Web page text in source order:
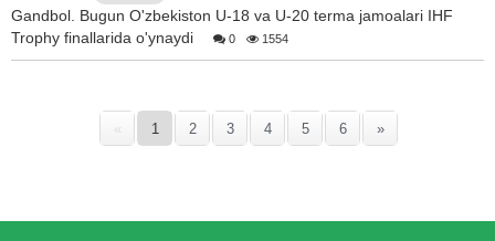
Gandbol. Bugun O'zbekiston U-18 va U-20 terma jamoalari IHF
Trophy finallarida o'ynaydi
0 1554
« 1 2 3 4 5 6 »